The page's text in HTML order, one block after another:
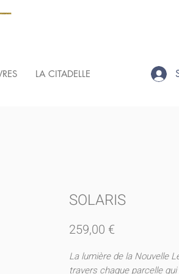
LA CITADELLE
SOLARIS
259,00 €
La lumière de la Nouvelle
travers chaque parcelle